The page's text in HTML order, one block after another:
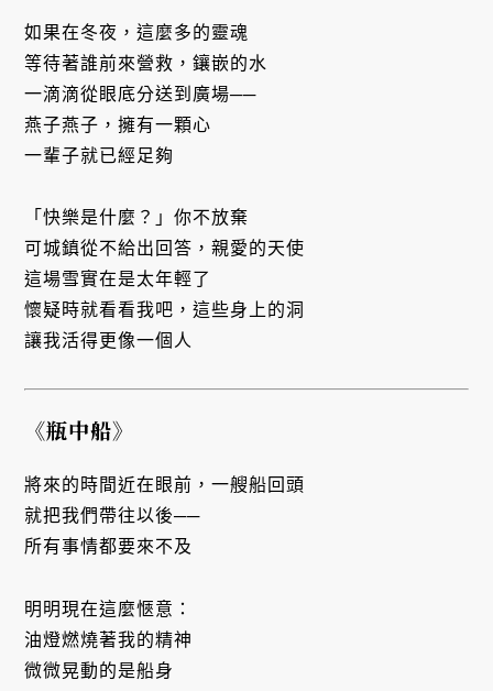
如果在冬夜，這麼多的靈魂
等待著誰前來營救，鑲嵌的水
一滴滴從眼底分送到廣場──
燕子燕子，擁有一顆心
一輩子就已經足夠
「快樂是什麼？」你不放棄
可城鎮從不給出回答，親愛的天使
這場雪實在是太年輕了
懷疑時就看看我吧，這些身上的洞
讓我活得更像一個人
《瓶中船》
將來的時間近在眼前，一艘船回頭
就把我們帶往以後──
所有事情都要來不及
明明現在這麼愜意：
油燈燃燒著我的精神
微微晃動的是船身